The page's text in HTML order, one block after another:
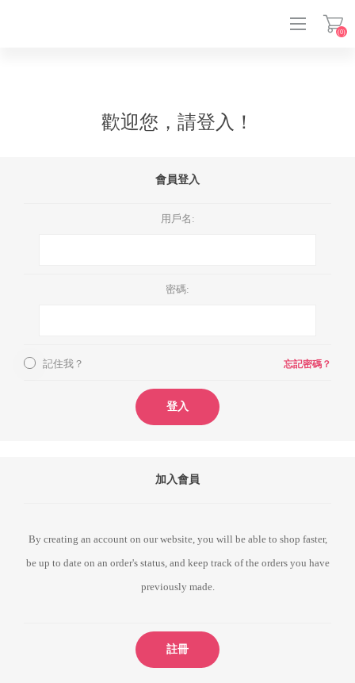
(0)
歡迎您，請登入！
會員登入
用戶名:
密碼:
記住我？ 忘記密碼？
登入
加入會員
By creating an account on our website, you will be able to shop faster,
be up to date on an order's status, and keep track of the orders you have
previously made.
註冊